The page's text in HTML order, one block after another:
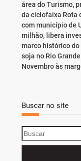
área do Turismo,
da ciclofaixa Rota
com município de
milhão, libera
marco histórico
soja no Rio
Novembro às
Buscar no site
S
e